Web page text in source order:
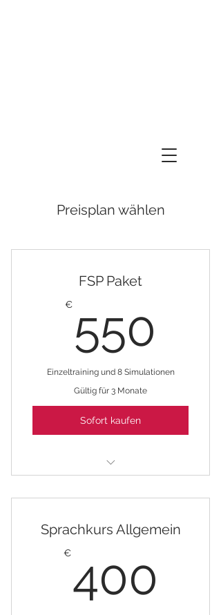
Preisplan wählen
FSP Paket
€ 550
Einzeltraining und 8 Simulationen
Gültig für 3 Monate
Sofort kaufen
Simulationen
Sprachkurs Allgemein
€ 400